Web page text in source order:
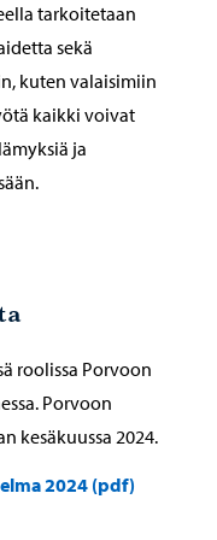
tarkoitetaan
sekä
kuten valaisimiin
kaikki voivat
ja
roolissa Porvoon
Porvoon
kesäkuussa 2024.
2024 (pdf)